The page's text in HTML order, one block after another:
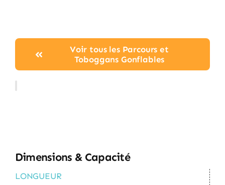
Voir tous les Parcours et
Toboggans Gonflables
Dimensions & Capacité
LONGUEUR